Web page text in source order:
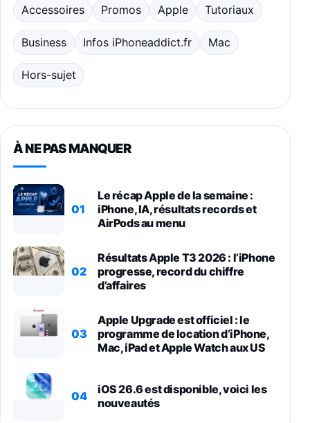
Accessoires Promos Apple Tutoriaux
Business Infos iPhoneaddict.fr Mac
Hors-sujet
À NE PAS MANQUER
01
Le récap Apple de la semaine :
iPhone, IA, résultats records et
AirPods au menu
02
Résultats Apple T3 2026 : l’iPhone
progresse, record du chiffre
d’affaires
03
Apple Upgrade est officiel : le
programme de location d’iPhone,
Mac, iPad et Apple Watch aux US
04
iOS 26.6 est disponible, voici les
nouveautés